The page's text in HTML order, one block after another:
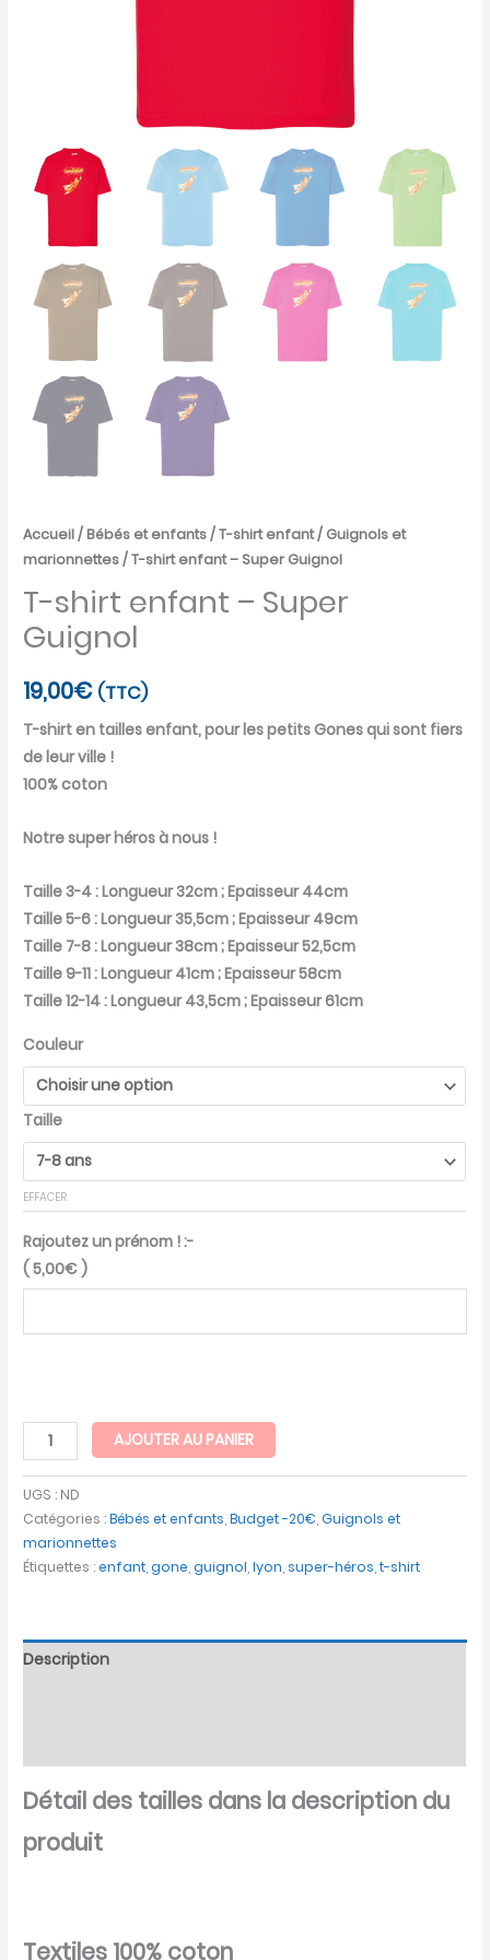
Accueil/Bébés et enfants/T-shirt enfant/ Guignols et
marionnettes/ T-shirt enfant – Super Guignol
T-shirt enfant – Super
Guignol
19,00€ (TTC)
T-shirt en tailles enfant, pour les petits Gones qui sont fiers
de leur ville !
100% coton
Notre super héros à nous !
Taille 3-4 : Longueur 32cm ; Epaisseur 44cm
Taille 5-6 : Longueur 35,5cm ; Epaisseur 49cm
Taille 7-8 : Longueur 38cm ; Epaisseur 52,5cm
Taille 9-11 : Longueur 41cm ; Epaisseur 58cm
Taille 12-14 : Longueur 43,5cm ; Epaisseur 61cm
Couleur
Taille
EFFACER
Rajoutez un prénom ! :-
(5,00€ )
AJOUTER AU PANIER
UGS : ND
Catégories :Bébés et enfants ,Budget -20€ ,Guignols et
marionnettes
Étiquettes :enfant ,gone ,guignol ,lyon super-héros ,t-shirt
Description
Détail des tailles dans la description du
produit
Textiles 100% coton